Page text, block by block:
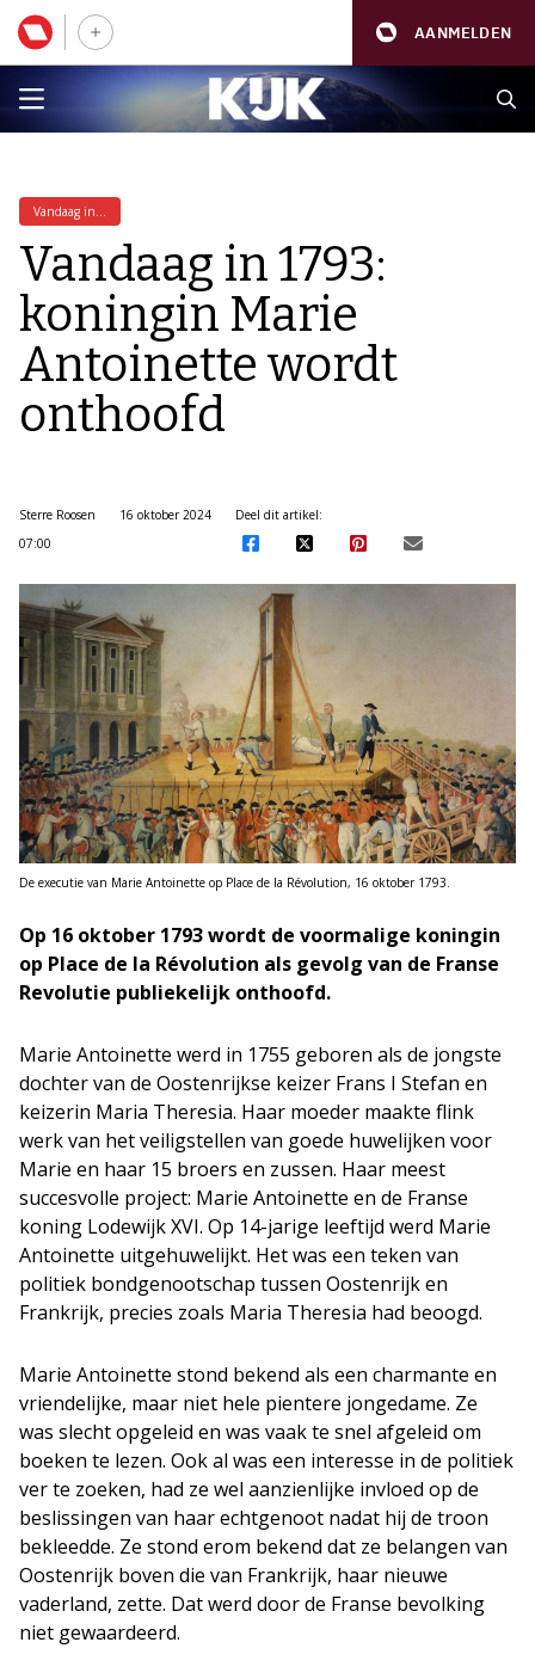
AANMELDEN
Vandaag in...
Vandaag in 1793:
koningin Marie
Antoinette wordt
onthoofd
Sterre Roosen
16 oktober 2024
07:00
Deel dit artikel:
De executie van Marie Antoinette op Place de la Révolution, 16 oktober 1793.
Op 16 oktober 1793 wordt de voormalige koningin
op Place de la Révolution als gevolg van de Franse
Revolutie publiekelijk onthoofd.
Marie Antoinette werd in 1755 geboren als de jongste
dochter van de Oostenrijkse keizer Frans I Stefan en
keizerin Maria Theresia. Haar moeder maakte flink
werk van het veiligstellen van goede huwelijken voor
Marie en haar 15 broers en zussen. Haar meest
succesvolle project: Marie Antoinette en de Franse
koning Lodewijk XVI. Op 14-jarige leeftijd werd Marie
Antoinette uitgehuwelijkt. Het was een teken van
politiek bondgenootschap tussen Oostenrijk en
Frankrijk, precies zoals Maria Theresia had beoogd.
Marie Antoinette stond bekend als een charmante en
vriendelijke, maar niet hele pientere jongedame. Ze
was slecht opgeleid en was vaak te snel afgeleid om
boeken te lezen. Ook al was een interesse in de politiek
ver te zoeken, had ze wel aanzienlijke invloed op de
beslissingen van haar echtgenoot nadat hij de troon
bekleedde. Ze stond erom bekend dat ze belangen van
Oostenrijk boven die van Frankrijk, haar nieuwe
vaderland, zette. Dat werd door de Franse bevolking
niet gewaardeerd.